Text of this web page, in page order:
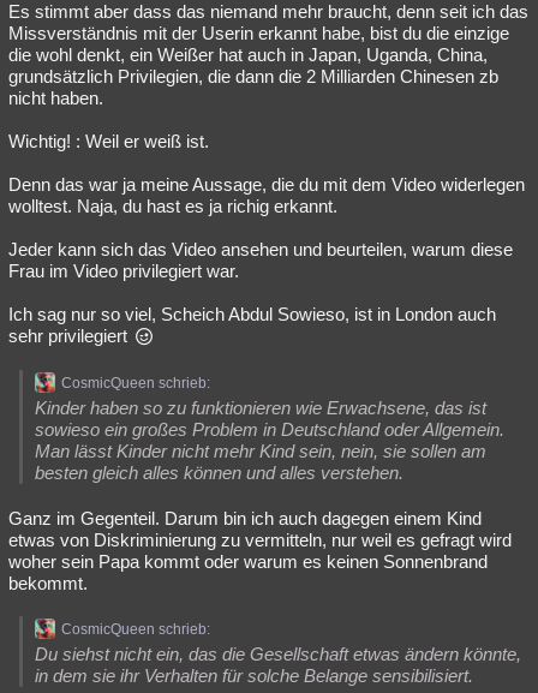
Es stimmt aber dass das niemand mehr braucht, denn seit ich das
Missverständnis mit der Userin erkannt habe, bist du die einzige
die wohl denkt, ein Weißer hat auch in Japan, Uganda, China,
grundsätzlich Privilegien, die dann die 2 Milliarden Chinesen zb
nicht haben.
Wichtig! : Weil er weiß ist.
Denn das war ja meine Aussage, die du mit dem Video widerlegen
wolltest. Naja, du hast es ja richig erkannt.
Jeder kann sich das Video ansehen und beurteilen, warum diese
Frau im Video privilegiert war.
Ich sag nur so viel, Scheich Abdul Sowieso, ist in London auch
sehr privilegiert
CosmicQueen schrieb:
Kinder haben so zu funktionieren wie Erwachsene, das ist
sowieso ein großes Problem in Deutschland oder Allgemein.
Man lässt Kinder nicht mehr Kind sein, nein, sie sollen am
besten gleich alles können und alles verstehen.
Ganz im Gegenteil. Darum bin ich auch dagegen einem Kind
etwas von Diskriminierung zu vermitteln, nur weil es gefragt wird
woher sein Papa kommt oder warum es keinen Sonnenbrand
bekommt.
CosmicQueen schrieb:
Du siehst nicht ein, das die Gesellschaft etwas ändern könnte,
in dem sie ihr Verhalten für solche Belange sensibilisiert.